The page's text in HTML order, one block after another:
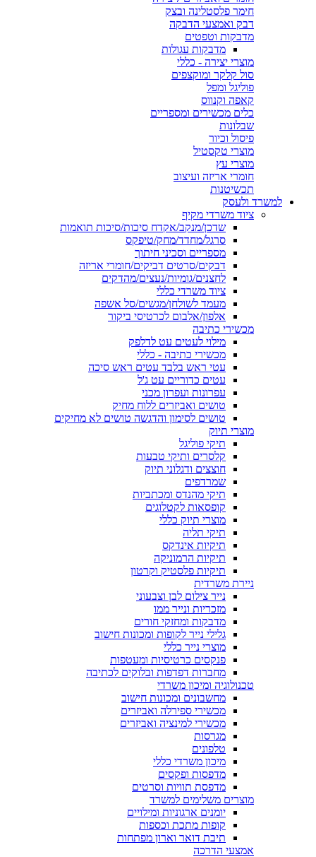
חימר פלסטלינה ובצק
דבק ואמצעי הדבקה
מדבקות וטפטים
מדבקות עגולות
מוצרי יצירה - כללי
סול קלקר ומוקצפים
פוליגל ומפל
קאפה וקנווס
כלים מכשירים ומספריים
שבלונות
פיסול וכיור
מוצרי טקסטיל
מוצרי עץ
חומרי אריזה ועיצוב
תכשיטנות
למשרד ולעסק
ציוד משרדי מקיף
שדכן/מנקב/אקדח סיכות/סיכות תואמות
סרגל/מחדד/מחק/טיפקס
מספריים וסכיני חיתוך
דבקים/סרטים דביקים/חומרי אריזה
לחצנים/גומיות/נעצים/מהדקים
ציוד משרדי כללי
מעמד לשולחן/מגשים/סל אשפה
אלפון/אלבום לכרטיסי ביקור
מכשירי כתיבה
מילוי לעטים עט לדלפק
מכשירי כתיבה - כללי
עטי ראש בלבד עטים ראש סיכה
עטים כדוריים עט ג'ל
עפרונות ועפרון מכני
טושים ואביזרים ללוח מחיק
טושים לסימון והדגשה טושים לא מחיקים
מוצרי תיוק
תיקי פוליגל
קלסרים ותיקי טבעות
חוצצים ודגלוני תיוק
שמרדפים
תיקי מהנדס ומכתביות
קופסאות לקטלוגים
מוצרי תיוק כללי
תיקי תליה
תיקיות אינדקס
תיקיות הרמוניקה
תיקיות פלסטיק וקרטון
ניירת משרדית
נייר צילום לבן וצבעוני
מזכריות ונייר ממו
מדבקות ומחזקי חורים
גלילי נייר לקופות ומכונות חישוב
מוצרי נייר כללי
פנקסים כרטיסיות ומעטפות
מחברות דפדפות ובלוקים לכתיבה
טכנולוגיה ומיכון משרדי
מחשבונים ומכונות חישוב
מכשירי ספירלה ואביזרים
מכשירי למינציה ואביזרים
מגרסות
טלפונים
מיכון משרדי כללי
מדפסות ופקסים
מדפסת תוויות וסרטים
מוצרים משלימים למשרד
יומנים ארגוניות ומילויים
קופות מתכת וכספות
תיבת דואר וארון מפתחות
אמצעי הדרכה